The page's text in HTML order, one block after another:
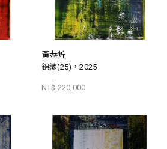
黃恭煌
錦繡(25)，2025
NT$ 220,000